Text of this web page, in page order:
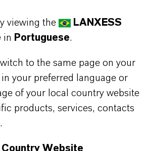
O PRODUTO
viewing the
LANXESS
in Portuguese.
to the same page on your
your preferred language or
of your local country website
products, services, contacts
Country Website